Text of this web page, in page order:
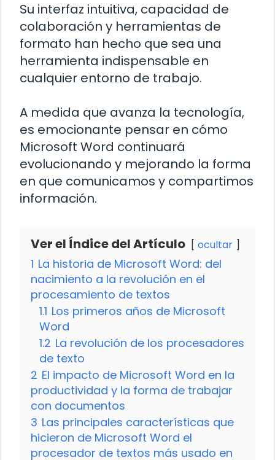
Su interfaz intuitiva, capacidad de
colaboración y herramientas de
formato han hecho que sea una
herramienta indispensable en
cualquier entorno de trabajo.
A medida que avanza la tecnología,
es emocionante pensar en cómo
Microsoft Word continuará
evolucionando y mejorando la forma
en que comunicamos y compartimos
información.
Ver el Índice del Artículo ocultar
1 La historia de Microsoft Word: del
nacimiento a la revolución en el
procesamiento de textos
1.1 Los primeros años de Microsoft
Word
1.2 La revolución de los procesadores
de texto
2 El impacto de Microsoft Word en la
productividad y la forma de trabajar
con documentos
3 Las principales características que
hicieron de Microsoft Word el
procesador de textos más usado en